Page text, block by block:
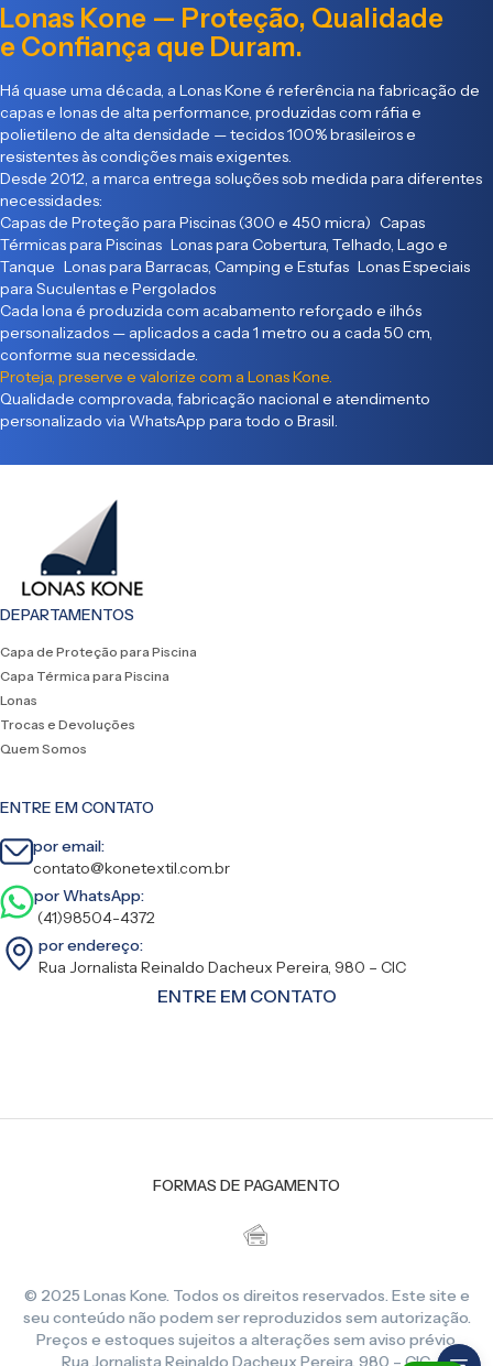
Lonas Kone — Proteção, Qualidade
e Confiança que Duram.
Há quase uma década, a Lonas Kone é referência na fabricação de
capas e lonas de alta performance, produzidas com ráfia e
polietileno de alta densidade — tecidos 100% brasileiros e
resistentes às condições mais exigentes.
Desde 2012, a marca entrega soluções sob medida para diferentes
necessidades:
Capas de Proteção para Piscinas (300 e 450 micra) Capas
Térmicas para Piscinas Lonas para Cobertura, Telhado, Lago e
Tanque Lonas para Barracas, Camping e Estufas Lonas Especiais
para Suculentas e Pergolados
Cada lona é produzida com acabamento reforçado e ilhós
personalizados — aplicados a cada 1 metro ou a cada 50 cm,
conforme sua necessidade.
Proteja, preserve e valorize com a Lonas Kone.
Qualidade comprovada, fabricação nacional e atendimento
personalizado via WhatsApp para todo o Brasil.
DEPARTAMENTOS
Capa de Proteção para Piscina
Capa Térmica para Piscina
Lonas
Trocas e Devoluções
Quem Somos
ENTRE EM CONTATO
por email:
contato@konetextil.com.br
por WhatsApp:
(41)98504-4372
por endereço:
Rua Jornalista Reinaldo Dacheux Pereira, 980 – CIC
ENTRE EM CONTATO
FORMAS DE PAGAMENTO
© 2025 Lonas Kone. Todos os direitos reservados. Este site e
seu conteúdo não podem ser reproduzidos sem autorização.
Preços e estoques sujeitos a alterações sem aviso prévio.
Rua Jornalista Reinaldo Dacheux Pereira, 980 – CIC,